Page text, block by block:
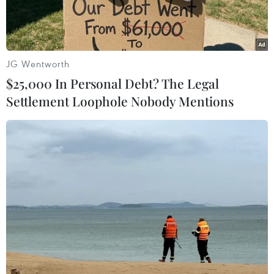
Theo bản tin của Bộ Y tế, trong 24 giờ qua, cả
nước ghi nhận 16.378 ca mắc mới COVID-19 tại
60 tỉnh, thành phố.
JG Wentworth
$25,000 In Personal Debt? The Legal
Settlement Loophole Nobody Mentions